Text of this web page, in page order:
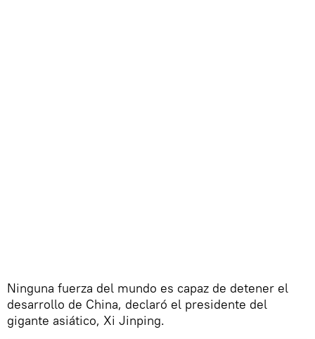
Ninguna fuerza del mundo es capaz de detener el
desarrollo de China, declaró el presidente del
gigante asiático, Xi Jinping.